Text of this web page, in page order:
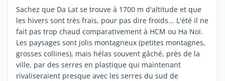
Sachez que Da Lat se trouve à 1700 m d'altitude et que
les hivers sont très frais, pour pas dire froids... L'été il ne
fait pas trop chaud comparativement à HCM ou Ha Noi.
Les paysages sont jolis montagneux (petites montagnes,
grosses collines), mais hélas souvent gâché, près de la
ville, par des serres en plastique qui maintenant
rivaliseraient presque avec les serres du sud de